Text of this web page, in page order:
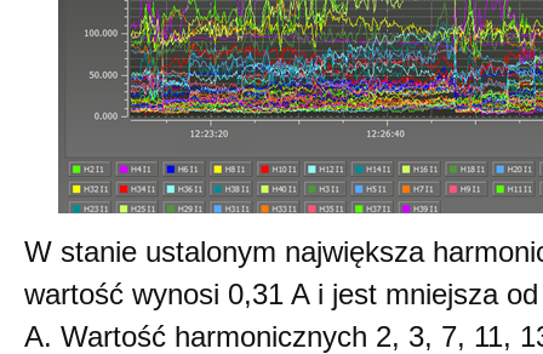
W stanie ustalonym największa
wartość wynosi 0,31 A i jest mniejsza
A. Wartość harmonicznych 2, 3, 7, 11,